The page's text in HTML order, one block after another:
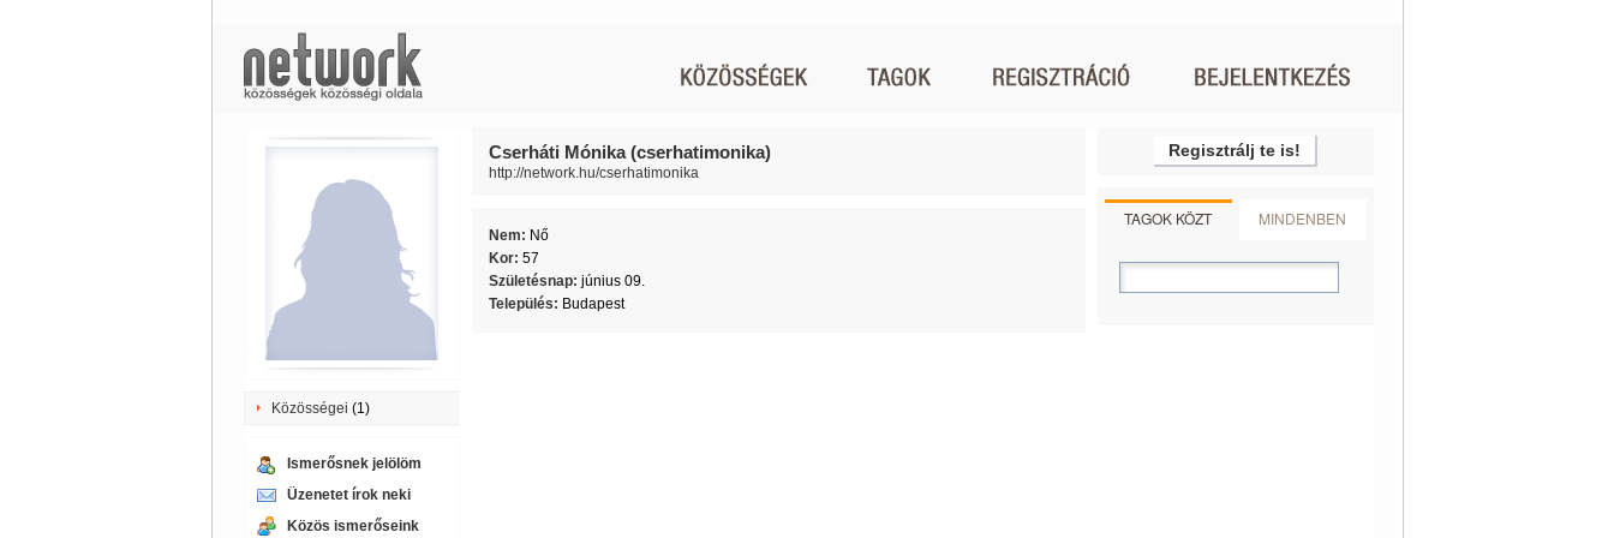
Közösségei (1)
Ismerősnek jelölöm
Üzenetet írok neki
Közös ismerőseink
Cserháti Mónika (cserhatimonika)
http://network.hu/cserhatimonika
Nem: Nő
Kor: 57
Születésnap: június 09.
Település: Budapest
Regisztrálj te is!
TAGOK KÖZT MINDENBEN